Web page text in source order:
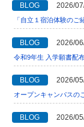
BLOG 2026/
「自立１宿泊体験のご
BLOG 2026/
令和9年生 入学願書配
BLOG 2026/
オープンキャンパスの
BLOG 2026/